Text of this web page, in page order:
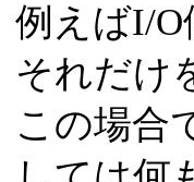
例えばI/
それだけ
この場合